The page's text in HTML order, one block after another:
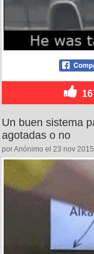
Un buen sistema
agotadas o no
por Anónimo el 23 nov